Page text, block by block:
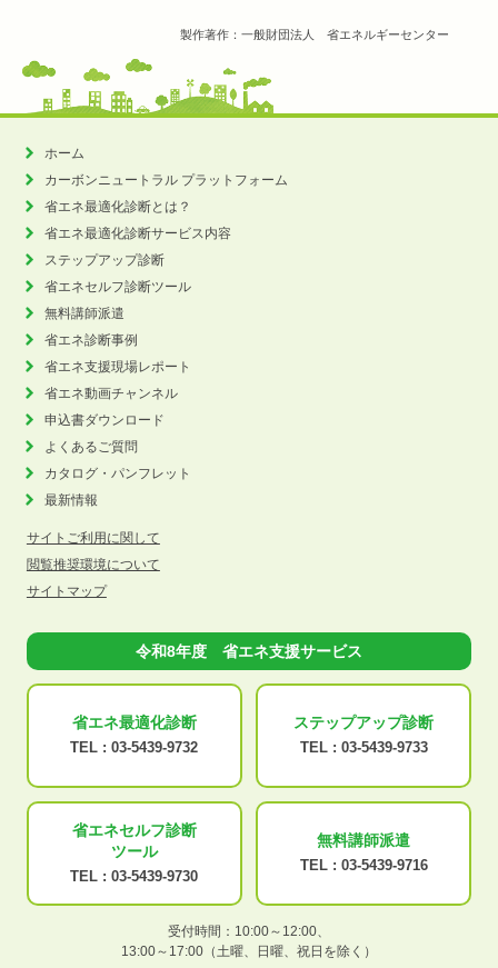
製作著作：一般財団法人 省エネルギーセンター
ホーム
カーボンニュートラル プラットフォーム
省エネ最適化診断とは？
省エネ最適化診断サービス内容
ステップアップ診断
省エネセルフ診断ツール
無料講師派遣
省エネ診断事例
省エネ支援現場レポート
省エネ動画チャンネル
申込書ダウンロード
よくあるご質問
カタログ・パンフレット
最新情報
サイトご利用に関して
閲覧推奨環境について
サイトマップ
令和8年度 省エネ支援サービス
省エネ最適化診断
TEL : 03-5439-9732
ステップアップ診断
TEL : 03-5439-9733
省エネセルフ診断
ツール
TEL : 03-5439-9730
無料講師派遣
TEL : 03-5439-9716
受付時間：10:00～12:00、
13:00～17:00（土曜、日曜、祝日を除く）